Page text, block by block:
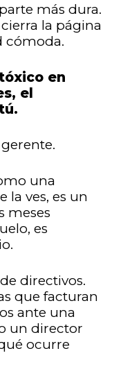
más dura.
la página
cómoda.
en
el
una
la ves, es un
meses
es
directivos.
que facturan
ante una
un director
ocurre